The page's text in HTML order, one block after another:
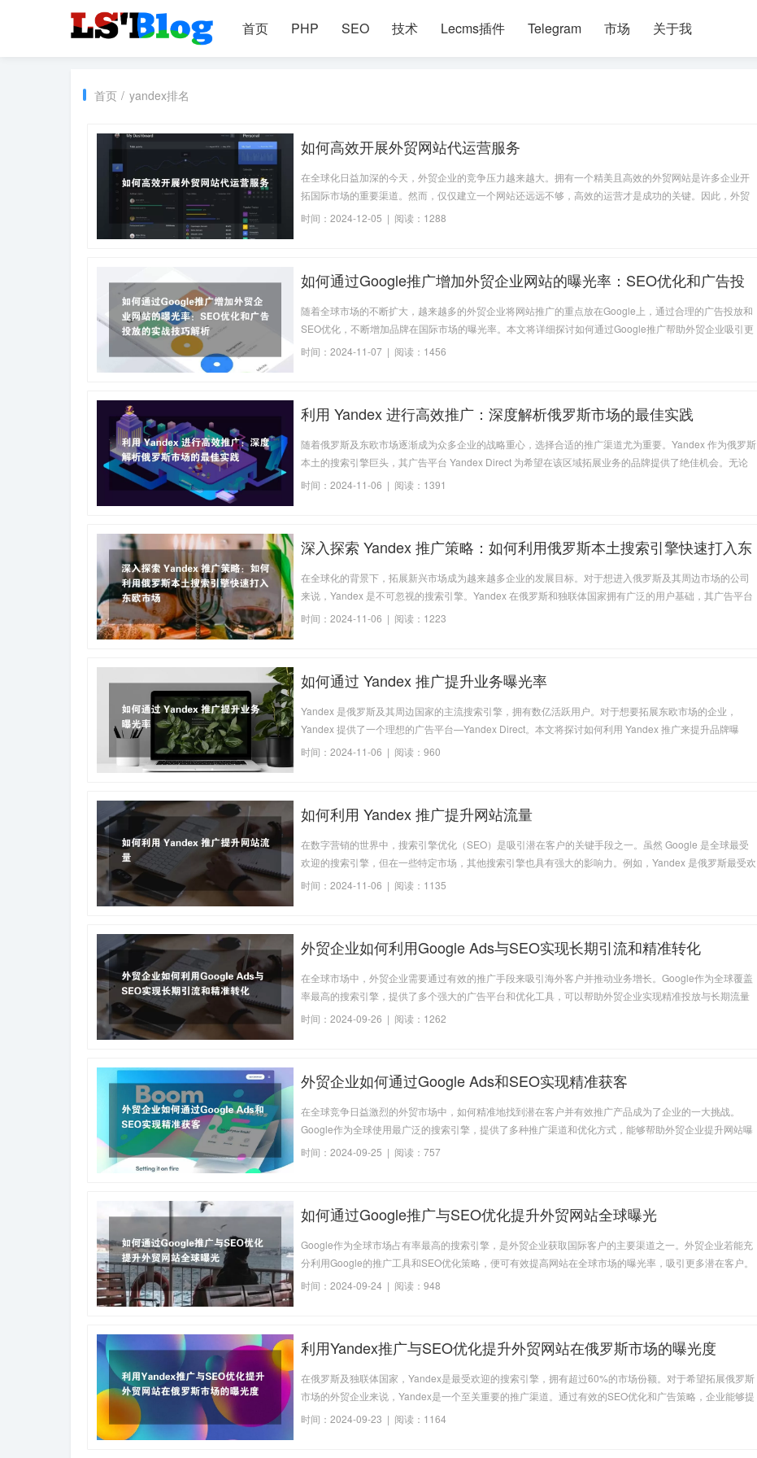
首页 PHP SEO 技术 Lecms插件 Telegram 市场 关于我
首页 / yandex排名
如何高效开展外贸网站代运营服务
在全球化日益加深的今天，外贸企业的竞争压力越来越大。拥有一个精美且高效的外贸网站是许多企业开
拓国际市场的重要渠道。然而，仅仅建立一个网站还远远不够，高效的运营才是成功的关键。因此，外贸
网站代运营应运而生，为企业提供了一站式解决方案。
时间：2024-12-05 | 阅读：1288
如何通过Google推广增加外贸企业网站的曝光率：SEO优化和广告投
随着全球市场的不断扩大，越来越多的外贸企业将网站推广的重点放在Google上，通过合理的广告投放和
SEO优化，不断增加品牌在国际市场的曝光率。本文将详细探讨如何通过Google推广帮助外贸企业吸引更
多的海外客户，深入解析关键词选择、创意优化、竞价设置等实用策略，助力外贸企业在全球市场中脱颖
时间：2024-11-07 | 阅读：1456
利用 Yandex 进行高效推广：深度解析俄罗斯市场的最佳实践
随着俄罗斯及东欧市场逐渐成为众多企业的战略重心，选择合适的推广渠道尤为重要。Yandex 作为俄罗斯
本土的搜索引擎巨头，其广告平台 Yandex Direct 为希望在该区域拓展业务的品牌提供了绝佳机会。无论
是搜索广告还是展示广告，Yandex 都能帮助品牌触达当地用户，从而实现精准的市场渗透。本文将探讨利
时间：2024-11-06 | 阅读：1391
深入探索 Yandex 推广策略：如何利用俄罗斯本土搜索引擎快速打入东
在全球化的背景下，拓展新兴市场成为越来越多企业的发展目标。对于想进入俄罗斯及其周边市场的公司
来说，Yandex 是不可忽视的搜索引擎。Yandex 在俄罗斯和独联体国家拥有广泛的用户基础，其广告平台
Yandex Direct 是企业精准覆盖当地用户的重要工具。本文将深入探讨如何通过 Yandex 实现业务推广、吸
时间：2024-11-06 | 阅读：1223
如何通过 Yandex 推广提升业务曝光率
Yandex 是俄罗斯及其周边国家的主流搜索引擎，拥有数亿活跃用户。对于想要拓展东欧市场的企业，
Yandex 提供了一个理想的广告平台—Yandex Direct。本文将探讨如何利用 Yandex 推广来提升品牌曝
光、吸引潜在客户，并提高网站的流量。
时间：2024-11-06 | 阅读：960
如何利用 Yandex 推广提升网站流量
在数字营销的世界中，搜索引擎优化（SEO）是吸引潜在客户的关键手段之一。虽然 Google 是全球最受
欢迎的搜索引擎，但在一些特定市场，其他搜索引擎也具有强大的影响力。例如，Yandex 是俄罗斯最受欢
迎的搜索引擎，全球也拥有大量的用户群体。因此，利用 Yandex 进行推广不仅有助于扩大品牌的国际影
时间：2024-11-06 | 阅读：1135
外贸企业如何利用Google Ads与SEO实现长期引流和精准转化
在全球市场中，外贸企业需要通过有效的推广手段来吸引海外客户并推动业务增长。Google作为全球覆盖
率最高的搜索引擎，提供了多个强大的广告平台和优化工具，可以帮助外贸企业实现精准投放与长期流量
增长。本文将介绍如何结合Google Ads与SEO优化策略，帮助外贸企业吸引高质量的潜在客户，提升订单
时间：2024-09-26 | 阅读：1262
外贸企业如何通过Google Ads和SEO实现精准获客
在全球竞争日益激烈的外贸市场中，如何精准地找到潜在客户并有效推广产品成为了企业的一大挑战。
Google作为全球使用最广泛的搜索引擎，提供了多种推广渠道和优化方式，能够帮助外贸企业提升网站曝
光，吸引更多国际客户。本文将详细介绍如何利用Google Ads和SEO策略，助力外贸企业精准获客，增加
时间：2024-09-25 | 阅读：757
如何通过Google推广与SEO优化提升外贸网站全球曝光
Google作为全球市场占有率最高的搜索引擎，是外贸企业获取国际客户的主要渠道之一。外贸企业若能充
分利用Google的推广工具和SEO优化策略，便可有效提高网站在全球市场的曝光率，吸引更多潜在客户。
本文将详细介绍如何利用Google广告和SEO优化，帮助外贸企业提升搜索排名，增加流量和转化率。
时间：2024-09-24 | 阅读：948
利用Yandex推广与SEO优化提升外贸网站在俄罗斯市场的曝光度
在俄罗斯及独联体国家，Yandex是最受欢迎的搜索引擎，拥有超过60%的市场份额。对于希望拓展俄罗斯
市场的外贸企业来说，Yandex是一个至关重要的推广渠道。通过有效的SEO优化和广告策略，企业能够提
升在Yandex上的排名，从而吸引更多目标用户。本文将深入分析如何通过Yandex进行网站推广和SEO优
时间：2024-09-23 | 阅读：1164